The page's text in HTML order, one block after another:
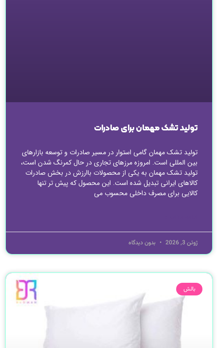
تولید تشک مهمان برای صادرات
تولید تشک مهمان گامی استوار در مسیر صادرات و توسعه بازارهای
بین المللی است. امروزه مرزهای تجاری در حال کمرنگ شدن است،
تولید تشک مهمان به یکی از محصولات باارزش در بخش صادرات
کالاهای ایرانی تبدیل شده است. این محصول که پیش تر تنها
کالایی برای مصرف داخلی محسوب می
ژوئن 3, 2026 بدون دیدگاه
بالش